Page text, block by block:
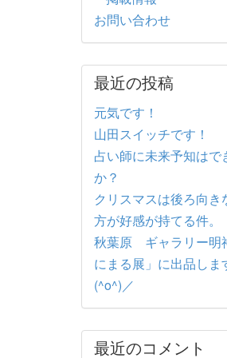
お問い合わせ
最近の投稿
元気です！
山田スイッチです！
占い師に未来予知はで
か？
クリスマスは後ろ向き
方が好感が持てる件。
秋葉原 ギャラリー明
にまる展」に出品し
(^o^)／
最近のコメント